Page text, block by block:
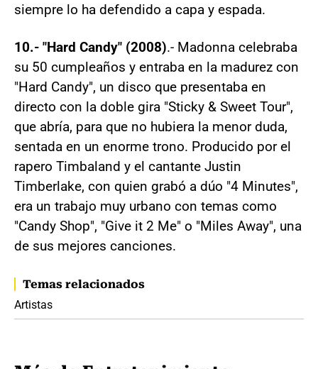
siempre lo ha defendido a capa y espada.
10.- "Hard Candy" (2008).- Madonna celebraba
su 50 cumpleaños y entraba en la madurez con
"Hard Candy", un disco que presentaba en
directo con la doble gira "Sticky & Sweet Tour",
que abría, para que no hubiera la menor duda,
sentada en un enorme trono. Producido por el
rapero Timbaland y el cantante Justin
Timberlake, con quien grabó a dúo "4 Minutes",
era un trabajo muy urbano con temas como
"Candy Shop", "Give it 2 Me" o "Miles Away", una
de sus mejores canciones.
Temas relacionados
Artistas